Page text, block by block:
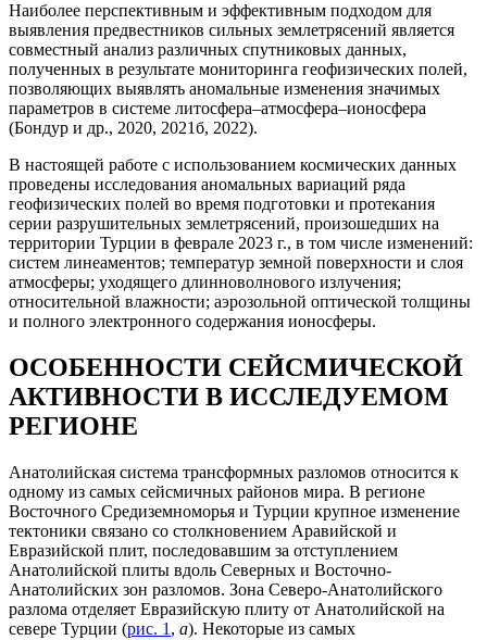
Наиболее перспективным и эффективным подходом для
выявления предвестников сильных землетрясений является
совместный анализ различных спутниковых данных,
полученных в результате мониторинга геофизических полей,
позволяющих выявлять аномальные изменения значимых
параметров в системе литосфера–атмосфера–ионосфера
(Бондур и др., 2020, 2021б, 2022).
В настоящей работе с использованием космических данных
проведены исследования аномальных вариаций ряда
геофизических полей во время подготовки и протекания
серии разрушительных землетрясений, произошедших на
территории Турции в феврале 2023 г., в том числе изменений:
систем линеаментов; температур земной поверхности и слоя
атмосферы; уходящего длинноволнового излучения;
относительной влажности; аэрозольной оптической толщины
и полного электронного содержания ионосферы.
ОСОБЕННОСТИ СЕЙСМИЧЕСКОЙ
АКТИВНОСТИ В ИССЛЕДУЕМОМ
РЕГИОНЕ
Анатолийская система трансформных разломов относится к
одному из самых сейсмичных районов мира. В регионе
Восточного Средиземноморья и Турции крупное изменение
тектоники связано со столкновением Аравийской и
Евразийской плит, последовавшим за отступлением
Анатолийской плиты вдоль Северных и Восточно-
Анатолийских зон разломов. Зона Северо-Анатолийского
разлома отделяет Евразийскую плиту от Анатолийской на
севере Турции (рис. 1 , а). Некоторые из самых